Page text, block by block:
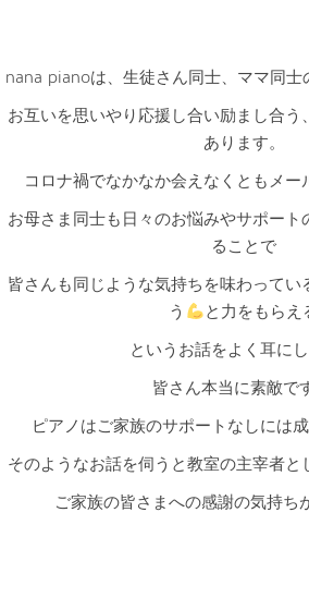
nana pianoは、生徒さん同士、ママ同
お互いを思いやり応援し合い励まし合
あります。
コロナ禍でなかなか会えなくともメ
お母さま同士も日々のお悩みやサポート
ることで
皆さんも同じような気持ちを味わってい
う
と力をもらえ
というお話をよく耳にし
皆さん本当に素敵で
ピアノはご家族のサポートなしには
そのようなお話を伺うと教室の主宰者と
ご家族の皆さまへの感謝の気持ち